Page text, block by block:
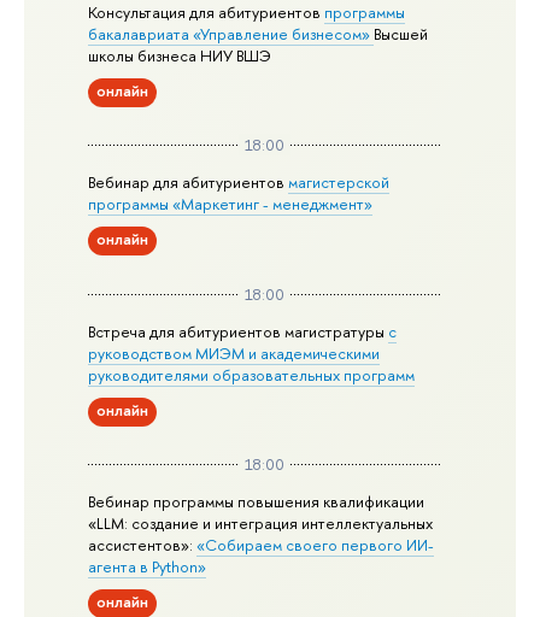
Консультация для абитуриентов программы
бакалавриата «Управление бизнесом» Высшей
школы бизнеса НИУ ВШЭ
онлайн
18:00
Вебинар для абитуриентовмагистерской
программы «Маркетинг - менеджмент»
онлайн
18:00
Встреча для абитуриентов магистратуры с
руководством МИЭМ и академическими
руководителями образовательных программ
онлайн
18:00
Вебинар программы повышения квалификации
«LLM: создание и интеграция интеллектуальных
ассистентов»:«Собираем своего первого ИИ-
агента в Python»
онлайн